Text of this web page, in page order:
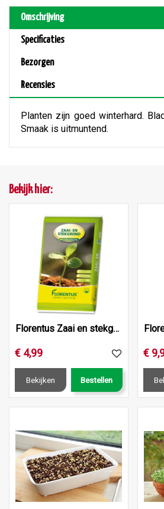
Omschrijving
Specificaties
Bezorgen
Recensies
Planten zijn goed winterhard.
Smaak is uitmuntend.
Bekijk hier:
Florentus Zaai en stekgrond 10L
€ 4,99
Bekijken Bestellen
€ 9,